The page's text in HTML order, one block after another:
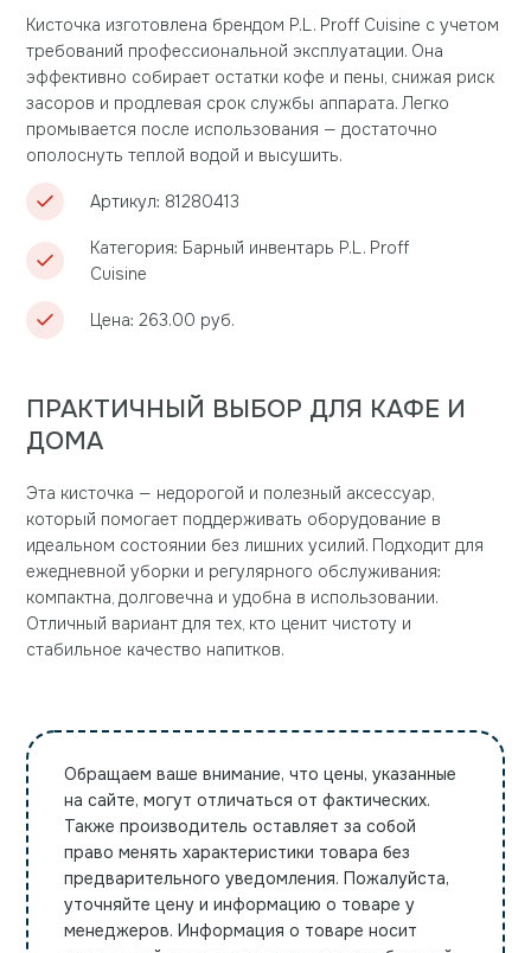
Кисточка изготовлена брендом P.L. Proff Cuisine с учетом
требований профессиональной эксплуатации. Она
эффективно собирает остатки кофе и пены, снижая риск
засоров и продлевая срок службы аппарата. Легко
промывается после использования — достаточно
ополоснуть теплой водой и высушить.
Артикул: 81280413
Категория: Барный инвентарь P.L. Proff
Cuisine
Цена: 263.00 руб.
ПРАКТИЧНЫЙ ВЫБОР ДЛЯ КАФЕ И
ДОМА
Эта кисточка — недорогой и полезный аксессуар,
который помогает поддерживать оборудование в
идеальном состоянии без лишних усилий. Подходит для
ежедневной уборки и регулярного обслуживания:
компактна, долговечна и удобна в использовании.
Отличный вариант для тех, кто ценит чистоту и
стабильное качество напитков.
Обращаем ваше внимание, что цены, указанные
на сайте, могут отличаться от фактических.
Также производитель оставляет за собой
право менять характеристики товара без
предварительного уведомления. Пожалуйста,
уточняйте цену и информацию о товаре у
менеджеров. Информация о товаре носит